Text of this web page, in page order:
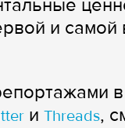
и самой
в
и Threads,